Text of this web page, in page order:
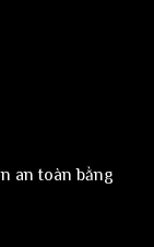
an toàn bằng